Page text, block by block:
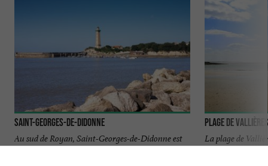
Saint-Georges-de-Didonne
Au sud de Royan, Saint-Georges-de-Didonne est
Plage de
La plage de